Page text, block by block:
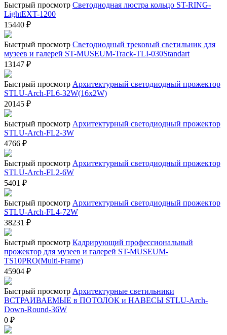
Быстрый просмотр Светодиодная люстра кольцо ST-RING-
LightEXT-1200
15440 ₽
Быстрый просмотр Светодиодный трековый светильник для
музеев и галерей ST-MUSEUM-Track-TLI-030Standart
13147 ₽
Быстрый просмотр Архитектурный светодиодный прожектор
STLU-Arch-FL6-32W(16x2W)
20145 ₽
Быстрый просмотр Архитектурный светодиодный прожектор
STLU-Arch-FL2-3W
4766 ₽
Быстрый просмотр Архитектурный светодиодный прожектор
STLU-Arch-FL2-6W
5401 ₽
Быстрый просмотр Архитектурный светодиодный прожектор
STLU-Arch-FL4-72W
38231 ₽
Быстрый просмотр Кадрирующий профессиональный
прожектор для музеев и галерей ST-MUSEUM-
TS10PRO(Multi-Frame)
45904 ₽
Быстрый просмотр Архитектурные светильники
ВСТРАИВАЕМЫЕ в ПОТОЛОК и НАВЕСЫ STLU-Arch-
Down-Round-36W
0 ₽